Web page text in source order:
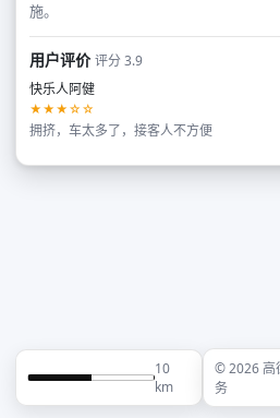
施。
用户评价评分 3.9
快乐人阿健
★★★☆☆
拥挤，车太多了，接客人不方便
10
km
© 2026 高
务